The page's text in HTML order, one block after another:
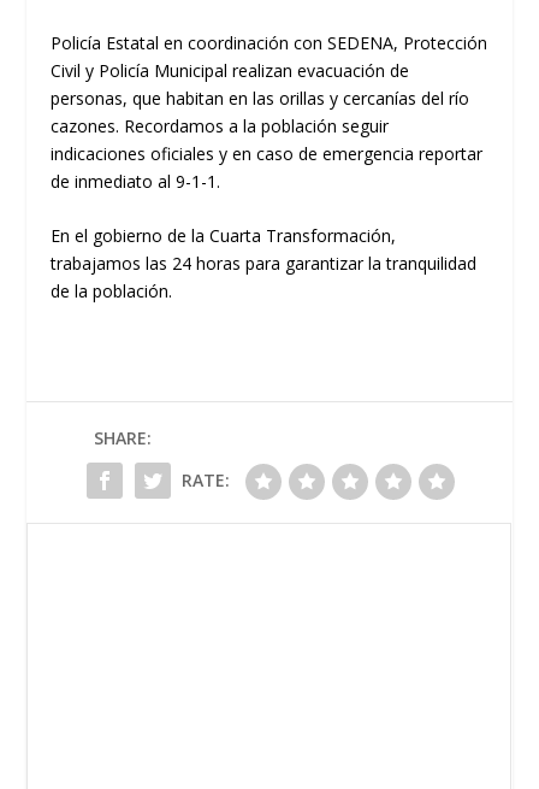
Policía Estatal en coordinación con SEDENA, Protección
Civil y Policía Municipal realizan evacuación de
personas, que habitan en las orillas y cercanías del río
cazones. Recordamos a la población seguir
indicaciones oficiales y en caso de emergencia reportar
de inmediato al 9-1-1.
En el gobierno de la Cuarta Transformación,
trabajamos las 24 horas para garantizar la tranquilidad
de la población.
SHARE:
RATE: